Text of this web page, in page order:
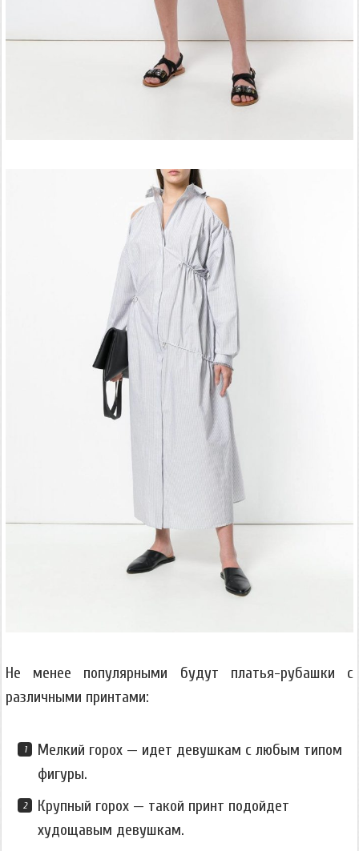
Не менее популярными будут платья-рубашки с
различными принтами:
Мелкий горох — идет девушкам с любым типом
фигуры.
Крупный горох — такой принт подойдет
худощавым девушкам.